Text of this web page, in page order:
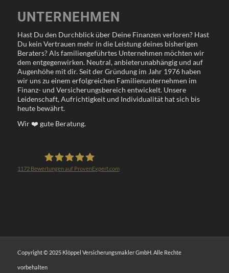
UNTERNEHMEN
Hast Du den Durchblick über Deine Finanzen verloren? Hast
Du kein Vertrauen mehr in die Leistung deines bisherigen
Beraters? Als familiengeführtes Unternehmen möchten wir
dem entgegenwirken. Neutral, anbieterunabhängig und auf
Augenhöhe mit dir. Seit der Gründung im Jahr 1976 haben
wir uns zu einem erfolgreichen Familienunternehmen im
Finanz- und Versicherungsbereich entwickelt. Unsere
Leidenschaft, Aufrichtigkeit und Individualität hat sich bis
heute bewährt.
Wir❤️ gute Beratung.
1172Bewertungen auf ProvenExpert.com
Copyright © 2025 Klöppel Versicherungsmakler GmbH. Alle Rechte
vorbehalten